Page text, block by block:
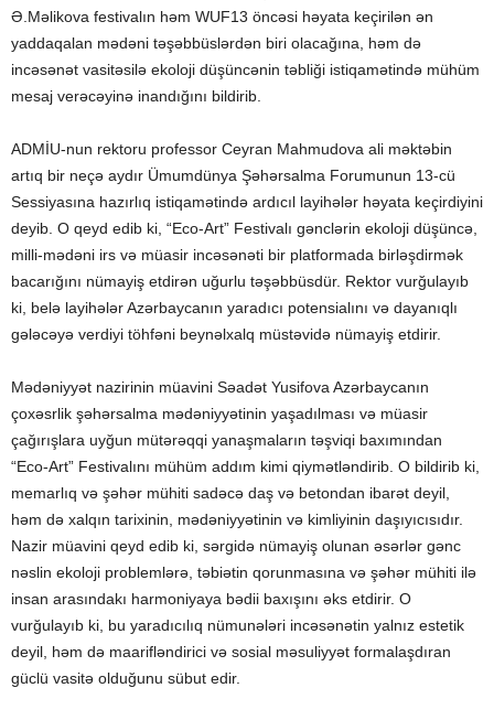
Ə.Məlikova festivalın həm WUF13 öncəsi həyata keçirilən ən
yaddaqalan mədəni təşəbbüslərdən biri olacağına, həm də
incəsənət vasitəsilə ekoloji düşüncənin təbliği istiqamətində mühüm
mesaj verəcəyinə inandığını bildirib.
ADMİU-nun rektoru professor Ceyran Mahmudova ali məktəbin
artıq bir neçə aydır Ümumdünya Şəhərsalma Forumunun 13-cü
Sessiyasına hazırlıq istiqamətində ardıcıl layihələr həyata keçirdiyini
deyib. O qeyd edib ki, “Eco-Art” Festivalı gənclərin ekoloji düşüncə,
milli-mədəni irs və müasir incəsənəti bir platformada birləşdirmək
bacarığını nümayiş etdirən uğurlu təşəbbüsdür. Rektor vurğulayıb
ki, belə layihələr Azərbaycanın yaradıcı potensialını və dayanıqlı
gələcəyə verdiyi töhfəni beynəlxalq müstəvidə nümayiş etdirir.
Mədəniyyət nazirinin müavini Səadət Yusifova Azərbaycanın
çoxəsrlik şəhərsalma mədəniyyətinin yaşadılması və müasir
çağırışlara uyğun mütərəqqi yanaşmaların təşviqi baxımından
“Eco-Art” Festivalını mühüm addım kimi qiymətləndirib. O bildirib ki,
memarlıq və şəhər mühiti sadəcə daş və betondan ibarət deyil,
həm də xalqın tarixinin, mədəniyyətinin və kimliyinin daşıyıcısıdır.
Nazir müavini qeyd edib ki, sərgidə nümayiş olunan əsərlər gənc
nəslin ekoloji problemlərə, təbiətin qorunmasına və şəhər mühiti ilə
insan arasındakı harmoniyaya bədii baxışını əks etdirir. O
vurğulayıb ki, bu yaradıcılıq nümunələri incəsənətin yalnız estetik
deyil, həm də maarifləndirici və sosial məsuliyyət formalaşdıran
güclü vasitə olduğunu sübut edir.